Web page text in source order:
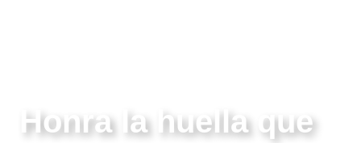
Honra la huella que